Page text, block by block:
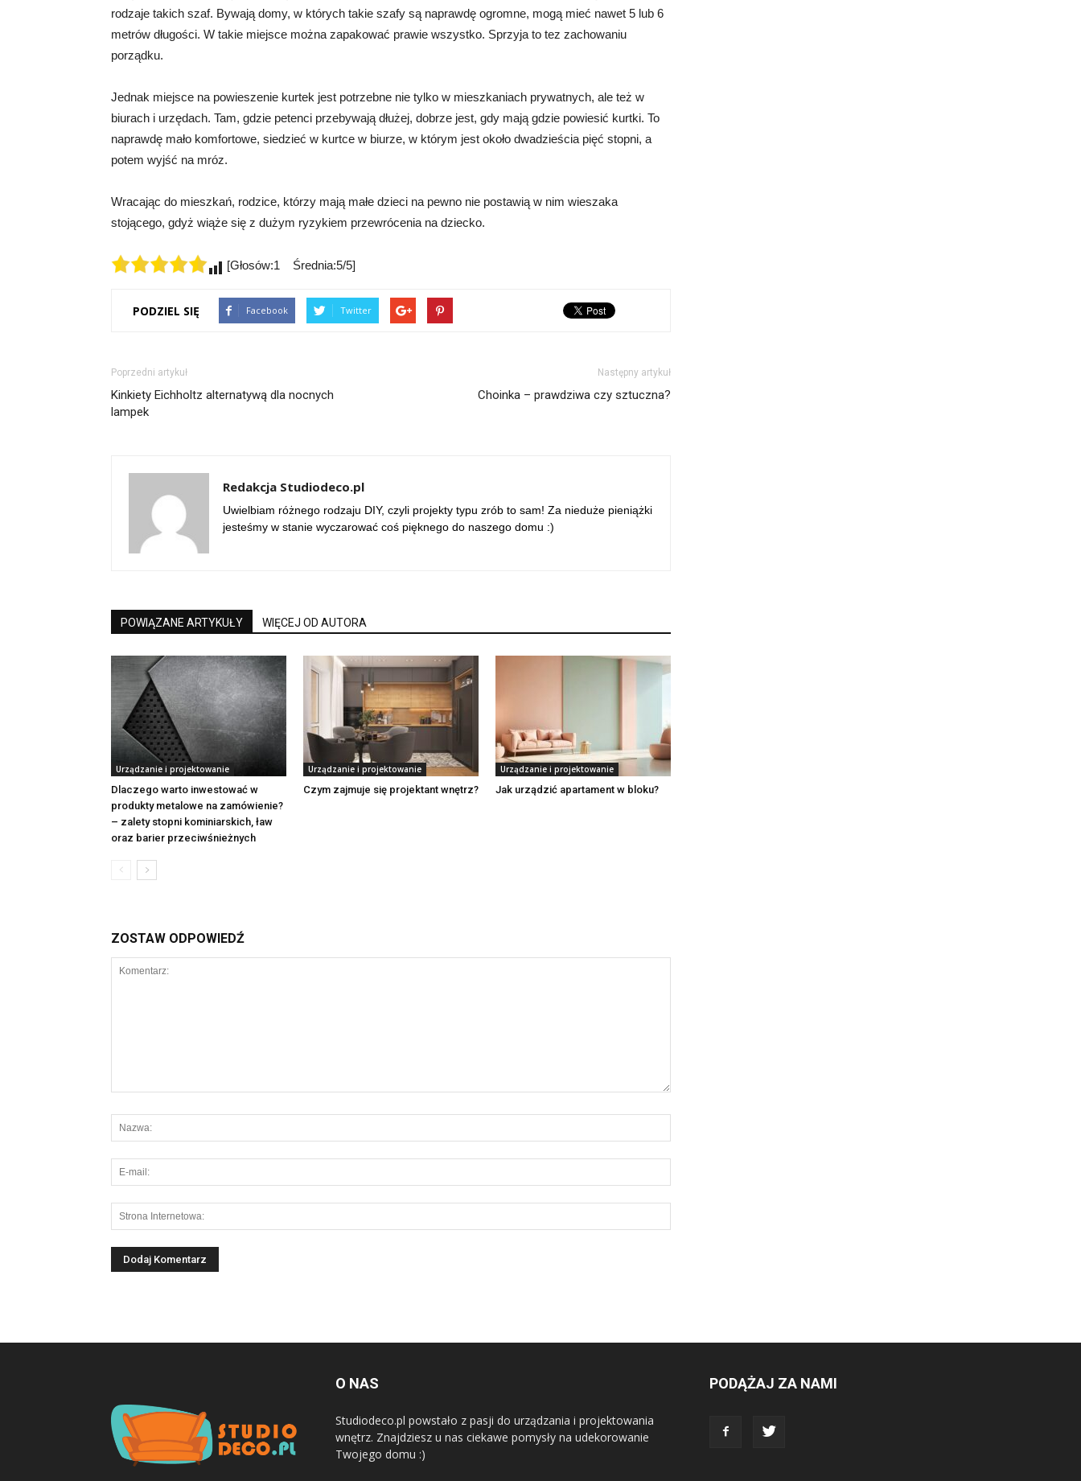
rodzaje takich szaf. Bywają domy, w których takie szafy są naprawdę ogromne, mogą mieć nawet 5 lub 6
metrów długości. W takie miejsce można zapakować prawie wszystko. Sprzyja to tez zachowaniu
porządku.
Jednak miejsce na powieszenie kurtek jest potrzebne nie tylko w mieszkaniach prywatnych, ale też w
biurach i urzędach. Tam, gdzie petenci przebywają dłużej, dobrze jest, gdy mają gdzie powiesić kurtki. To
naprawdę mało komfortowe, siedzieć w kurtce w biurze, w którym jest około dwadzieścia pięć stopni, a
potem wyjść na mróz.
Wracając do mieszkań, rodzice, którzy mają małe dzieci na pewno nie postawią w nim wieszaka
stojącego, gdyż wiąże się z dużym ryzykiem przewrócenia na dziecko.
[Głosów:1 Średnia:5/5]
PODZIEL SIĘ Facebook Twitter
Poprzedni artykuł
Kinkiety Eichholtz alternatywą dla nocnych
lampek
Następny artykuł
Choinka – prawdziwa czy sztuczna?
Redakcja Studiodeco.pl
Uwielbiam różnego rodzaju DIY, czyli projekty typu zrób to sam! Za nieduże pieniążki
jesteśmy w stanie wyczarować coś pięknego do naszego domu :)
POWIĄZANE ARTYKUŁY WIĘCEJ OD AUTORA
Urządzanie i projektowanie
Dlaczego warto inwestować w
produkty metalowe na zamówienie?
– zalety stopni kominiarskich, ław
oraz barier przeciwśnieżnych
Urządzanie i projektowanie
Czym zajmuje się projektant wnętrz?
Urządzanie i projektowanie
Jak urządzić apartament w bloku?
ZOSTAW ODPOWIEDŹ
O NAS
Studiodeco.pl powstało z pasji do urządzania i projektowania
wnętrz. Znajdziesz u nas ciekawe pomysły na udekorowanie
Twojego domu :)
PODĄŻAJ ZA NAMI